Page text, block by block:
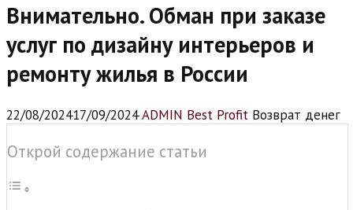
Внимательно. Обман при заказе
услуг по дизайну интерьеров и
ремонту жилья в России
22/08/202417/09/2024ADMIN Best Profit Возврат денег
Открой содержание статьи